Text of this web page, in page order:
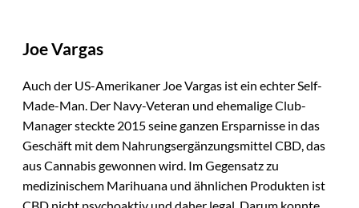
Joe Vargas
Auch der US-Amerikaner Joe Vargas ist ein echter Self-
Made-Man. Der Navy-Veteran und ehemalige Club-
Manager steckte 2015 seine ganzen Ersparnisse in das
Geschäft mit dem Nahrungsergänzungsmittel CBD, das
aus Cannabis gewonnen wird. Im Gegensatz zu
medizinischem Marihuana und ähnlichen Produkten ist